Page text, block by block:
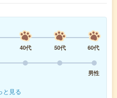
40代 50代
60代
男性
と見る